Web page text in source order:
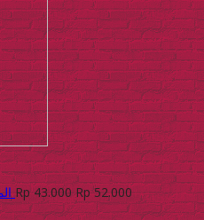
المعين المبين في تعلم العربية للمبتدينRp 43.000 Rp 52.000